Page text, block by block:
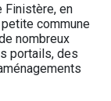
Finistère, en
commune
nombreux
portails, des